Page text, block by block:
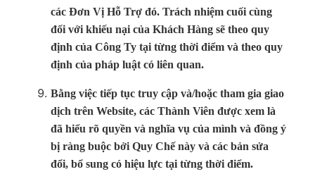
các Đơn Vị Hỗ Trợ đó. Trách nhiệm cuối cùng
đối với khiếu nại của Khách Hàng sẽ theo quy
định của Công Ty tại từng thời điểm và theo quy
định của pháp luật có liên quan.
Bằng việc tiếp tục truy cập và/hoặc tham gia giao
dịch trên Website, các Thành Viên được xem là
đã hiểu rõ quyền và nghĩa vụ của mình và đồng ý
bị ràng buộc bởi Quy Chế này và các bản sửa
đổi, bổ sung có hiệu lực tại từng thời điểm.